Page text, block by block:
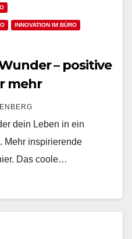
INNOVATION IM BÜRO
– positive
mehr
im
dein Leben in ein
Mehr inspirierende
Das coole…